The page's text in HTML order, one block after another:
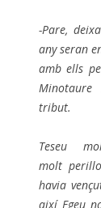
-Pare,
any seran
amb ells
Minotaure
tribut.
Teseu
molt
havia
així Egeu